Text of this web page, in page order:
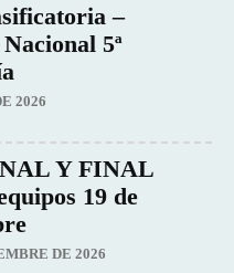
–
5ª
2026
Y FINAL
19 de
DE 2026